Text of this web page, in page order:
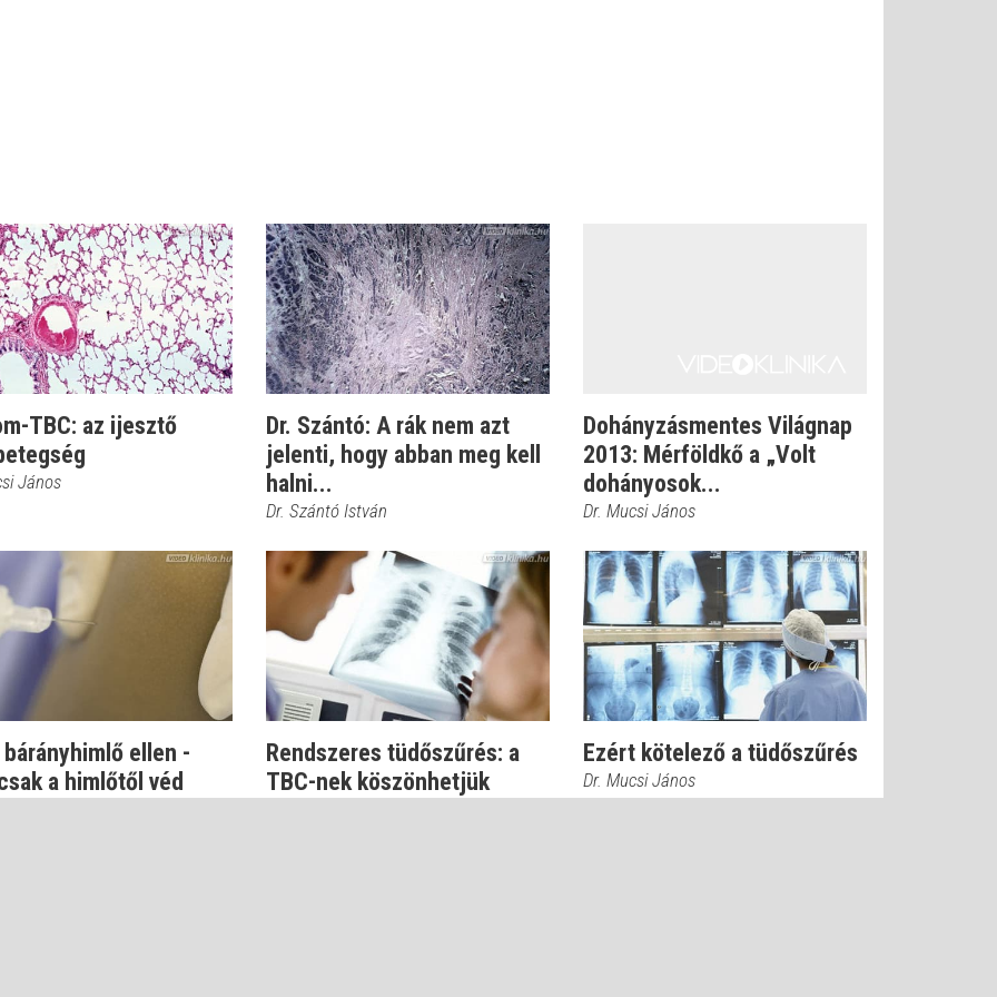
TBC: az ijesztő
János
Dr. Szántó: A rák nem azt
jelenti, hogy abban meg kell
halni...
Dr. Szántó István
Dohányzásmentes Világnap
2013: Mérföldkő a „Volt
dohányosok...
Dr. Mucsi János
bárányhimlő ellen -
a himlőtől véd
Rendszeres tüdőszűrés: a
TBC-nek köszönhetjük
Ezért kötelező a tüdőszűrés
Dr. Mucsi János